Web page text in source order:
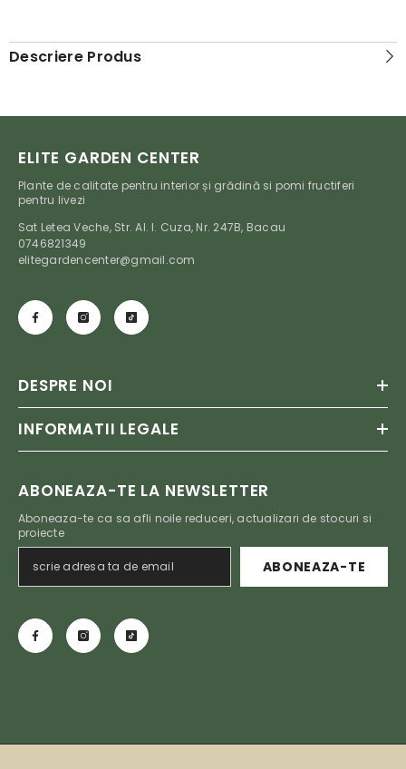
Descriere Produs
ELITE GARDEN CENTER
Plante de calitate pentru interior și grădină si pomi fructiferi
pentru livezi
Sat Letea Veche, Str. Al. I. Cuza, Nr. 247B, Bacau
0746821349
elitegardencenter@gmail.com
DESPRE NOI
INFORMATII LEGALE
ABONEAZA-TE LA NEWSLETTER
Aboneaza-te ca sa afli noile reduceri, actualizari de stocuri si
proiecte
ABONEAZA-TE